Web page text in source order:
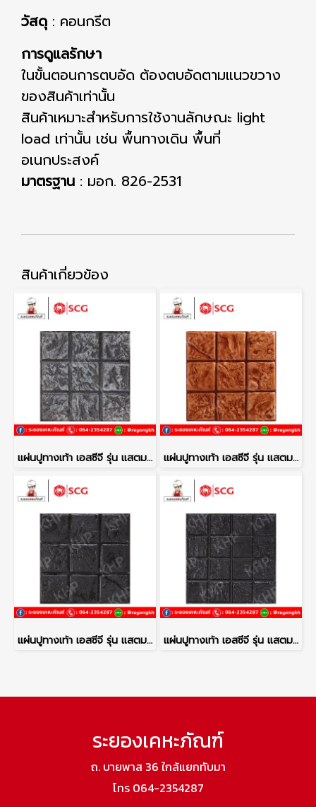
วัสดุ : คอนกรีต
การดูแลรักษา
ในขั้นตอนการตบอัด ต้องตบอัดตามแนวขวาง
ของสินค้าเท่านั้น
สินค้าเหมาะสำหรับการใช้งานลักษณะ light
load เท่านั้น เช่น พื้นทางเดิน พื้นที่
อเนกประสงค์
มาตรฐาน : มอก. 826-2531
สินค้าเกี่ยวข้อง
แผ่นปูทางเท้า เอสซีจี รุ่น แสตมป์เพฟ ลายโคโม่ สีเทา แผ่นปูทางเท้า เอสซีจี รุ่น แสตมป์เพฟ ลายโคโม่ สีส้ม
แผ่นปูทางเท้า เอสซีจี รุ่น แสตมป์เพฟ ลายโคโม่ สีดำ แผ่นปูทางเท้า เอสซีจี รุ่น แสตมป์เพฟ ลายเนเปิ้ล สีดำ
ระยองเคหะภัณฑ์
ถ. บายพาส 36 ใกล้แยกทับมา
โทร 064-2354287